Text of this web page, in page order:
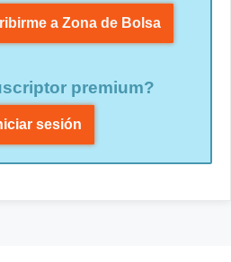
a Zona de Bolsa
premium?
sesión